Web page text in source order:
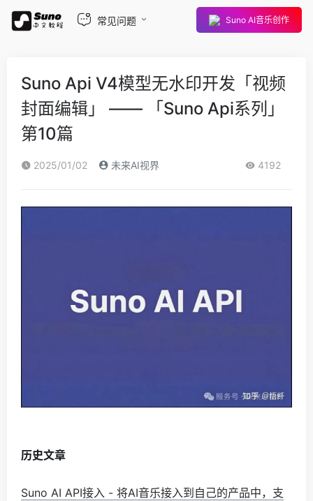
常见问题 Suno AI音乐创作
Suno Api V4模型无水印开发「视频
封面编辑」 —— 「Suno Api系列」
第10篇
2025/01/02 未来AI视界 4192
历史文章
Suno AI API接入 - 将AI音乐接入到自己的产品中，支